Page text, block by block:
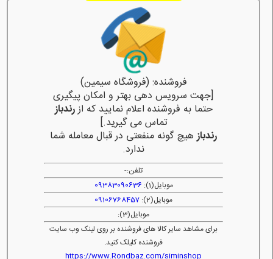
فروشنده: (فروشگاه سیمین)
[جهت سرویس دهی بهتر و امکان پیگیری
حتما به فروشنده اعلام نمایید که ازرندباز
تماس می گیرید.]
رندبازهیچ گونه منفعتی در قبال معامله شما
ندارد.
تلفن:-
موبایل(1):
09383090636
موبایل(2):
09106768457
موبایل(3):
برای مشاهد سایر کالا های فروشنده بر روی لینک وب سایت
فروشنده کلیلک کنید.
https://www.Rondbaz.com/siminshop